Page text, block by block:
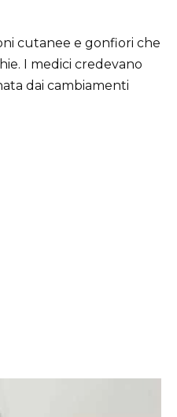
cutanee e gonfiori che
I medici credevano
dai cambiamenti